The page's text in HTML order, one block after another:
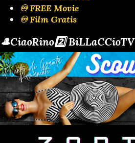
♾️ FREE Movie
♾️ Film Gratis
🎩CiaoRino2️⃣ BiLLaCCioTV